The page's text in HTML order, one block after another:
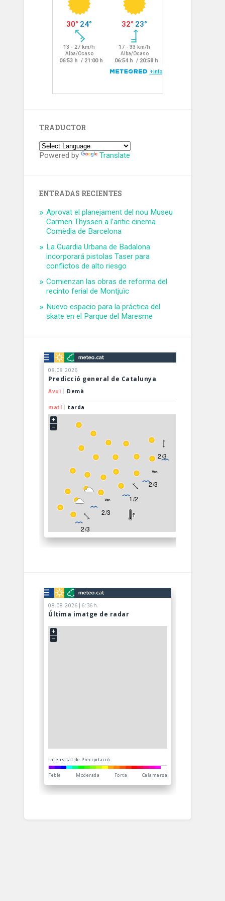
TRADUCTOR
Powered by Translate
ENTRADAS RECIENTES
Aprovat el planejament del nou Museu
Carmen Thyssen a l’antic cinema
Comèdia de Barcelona
La Guardia Urbana de Badalona
incorporará pistolas Taser para
conflictos de alto riesgo
Comienzan las obras de reforma del
recinto ferial de Montjuïc
Nuevo espacio para la práctica del
skate en el Parque del Maresme